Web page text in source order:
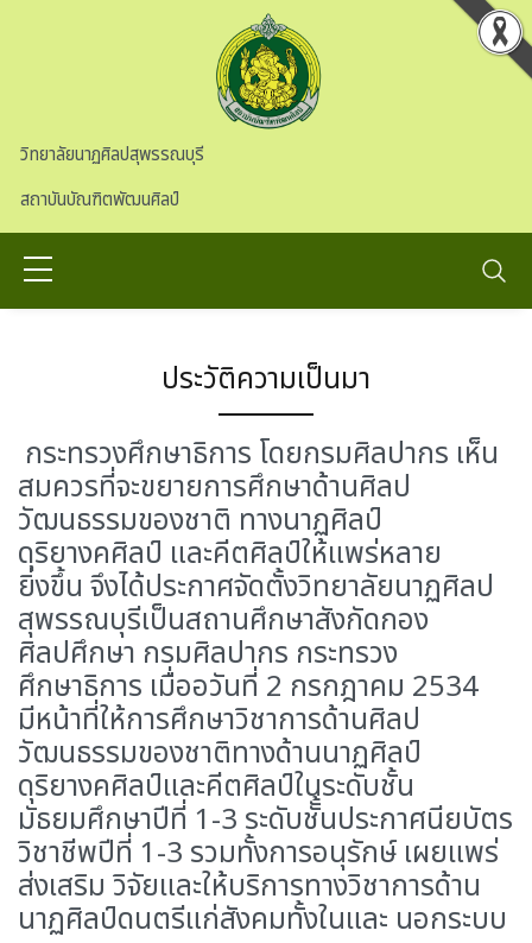
วิทยาลัยนาฏศิลปสุพรรณบุรี
สถาบันบัณฑิตพัฒนศิลป์
ประวัติความเป็นมา
กระทรวงศึกษาธิการ โดยกรมศิลปากร เห็น
สมควรที่จะขยายการศึกษาด้านศิลป
วัฒนธรรมของชาติ ทางนาฏศิลป์
ดุริยางคศิลป์ และคีตศิลป์ให้แพร่หลาย
ยิ่งขึ้น จึงได้ประกาศจัดตั้งวิทยาลัยนาฏศิลป
สุพรรณบุรีเป็นสถานศึกษาสังกัดกอง
ศิลปศึกษา กรมศิลปากร กระทรวง
ศึกษาธิการ เมื่ออวันที่ 2 กรกฎาคม 2534
มีหน้าที่ให้การศึกษาวิชาการด้านศิลป
วัฒนธรรมของชาติทางด้านนาฏศิลป์
ดุริยางคศิลป์และคีตศิลป์ในระดับชั้น
มัธยมศึกษาปีที่ 1-3 ระดับชัั้นประกาศนียบัตร
วิชาชีพปีที่ 1-3 รวมทั้งการอนุรักษ์ เผยแพร่
ส่งเสริม วิจัยและให้บริการทางวิชาการด้าน
นาฏศิลป์ดนตรีแก่สังคมทั้งในและ นอกระบบ